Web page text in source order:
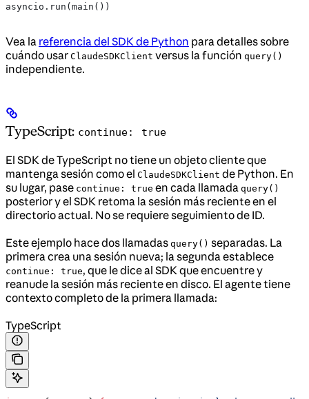
asyncio.run(main())
Vea la referencia del SDK de Python para detalles sobre
cuándo usar ClaudeSDKClient versus la función query()
independiente.
TypeScript: continue: true
El SDK de TypeScript no tiene un objeto cliente que
mantenga sesión como el ClaudeSDKClient de Python. En
su lugar, pase continue: true en cada llamada query()
posterior y el SDK retoma la sesión más reciente en el
directorio actual. No se requiere seguimiento de ID.
Este ejemplo hace dos llamadas query() separadas. La
primera crea una sesión nueva; la segunda establece
continue: true, que le dice al SDK que encuentre y
reanude la sesión más reciente en disco. El agente tiene
contexto completo de la primera llamada:
TypeScript